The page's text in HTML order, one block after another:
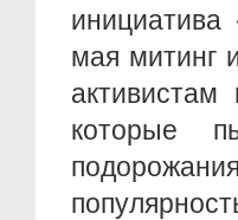
мая митинг
которые